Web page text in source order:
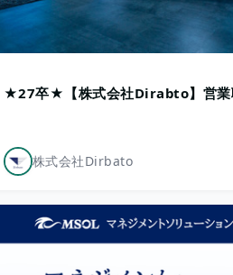
★27卒★【株式会社Dirabto】営業
株式会社Dirbato